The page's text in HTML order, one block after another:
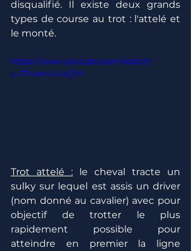
disqualifié. Il existe deux grands
types de course au trot : l'attelé et
le monté.
https://www.youtube.com/watch?
v=FfUemUUaQ9Y
Trot attelé : le cheval tracte un
sulky sur lequel est assis un driver
(nom donné au cavalier) avec pour
objectif de trotter le plus
rapidement possible pour
atteindre en premier la ligne